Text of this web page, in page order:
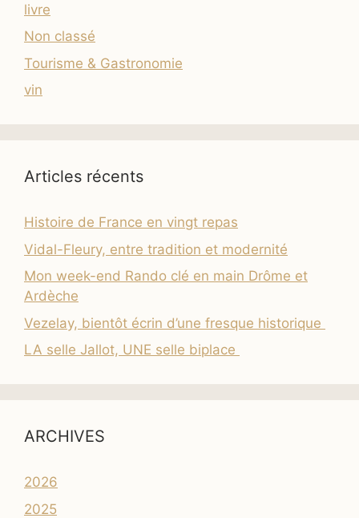
livre
Non classé
Tourisme & Gastronomie
vin
Articles récents
Histoire de France en vingt repas
Vidal-Fleury, entre tradition et modernité
Mon week-end Rando clé en main Drôme et
Ardèche
Vezelay, bientôt écrin d’une fresque historique
LA selle Jallot, UNE selle biplace
ARCHIVES
2026
2025